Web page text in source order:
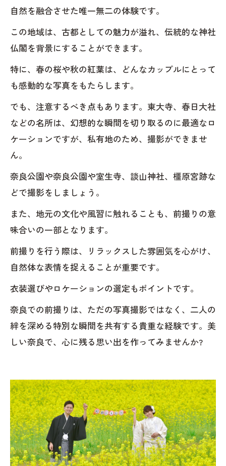
自然を融合させた唯一無二の体験です。
この地域は、古都としての魅力が溢れ、伝統的な神社
仏閣を背景にすることができます。
特に、春の桜や秋の紅葉は、どんなカップルにとって
も感動的な写真をもたらします。
でも、注意するべき点もあります。東大寺、春日大社
などの名所は、幻想的な瞬間を切り取るのに最適なロ
ケーションですが、私有地のため、撮影ができませ
ん。
奈良公園や奈良公園や室生寺、談山神社、橿原宮跡な
どで撮影をしましょう。
また、地元の文化や風習に触れることも、前撮りの意
味合いの一部となります。
前撮りを行う際は、リラックスした雰囲気を心がけ、
自然体な表情を捉えることが重要です。
衣装選びやロケーションの選定もポイントです。
奈良での前撮りは、ただの写真撮影ではなく、二人の
絆を深める特別な瞬間を共有する貴重な経験です。美
しい奈良で、心に残る思い出を作ってみませんか?